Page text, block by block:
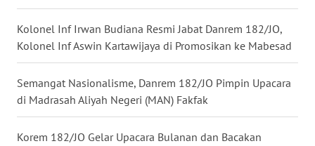
Kolonel Inf Irwan Budiana Resmi Jabat Danrem 182/JO,
Kolonel Inf Aswin Kartawijaya di Promosikan ke Mabesad
Semangat Nasionalisme, Danrem 182/JO Pimpin Upacara
di Madrasah Aliyah Negeri (MAN) Fakfak
Korem 182/JO Gelar Upacara Bulanan dan Bacakan
WN
KALTARA
WN
KALSEL
WN
KALTIM